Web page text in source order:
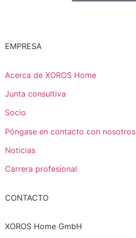
EMPRESA
Acerca de XOROS Home
Junta consultiva
Socio
Póngase en contacto con nosotros
Noticias
Carrera profesional
CONTACTO
XOROS Home GmbH